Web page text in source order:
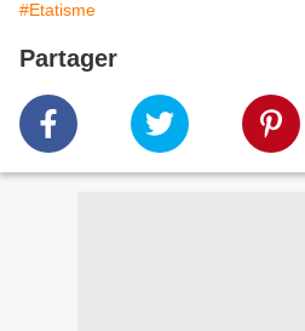
#Etatisme
Partager